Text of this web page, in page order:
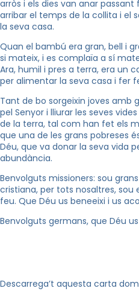
arròs i els dies van anar
arribar el temps de la collita i el
la seva casa.
Quan el bambú era gran, bell i
si mateix, i es complaïa a sí
Ara, humil i pres a terra, era un
per alimentar la seva casa i fer
Tant de bo sorgeixin joves amb
pel Senyor i lliurar les seves
de la terra, tal com han fet els
que una de les grans pobreses
Déu, que va donar la seva vida
abundància.
Benvolguts missioners: sou
cristiana, per tots nosaltres, sou
feu. Que Déu us beneeixi i us
Benvolguts germans, que Déu
Descarrega’t aquesta carta